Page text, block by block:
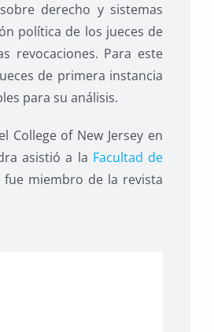
derecho y sistemas
política de los jueces de
revocaciones. Para este
de primera instancia
para su análisis.
College of New Jersey en
asistió a la Facultad de
fue miembro de la revista